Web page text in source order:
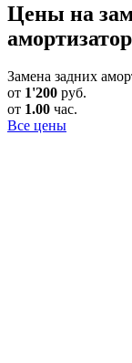
Цены на
Замена задних
от 1'200 руб.
от 1.00 час.
Все цены